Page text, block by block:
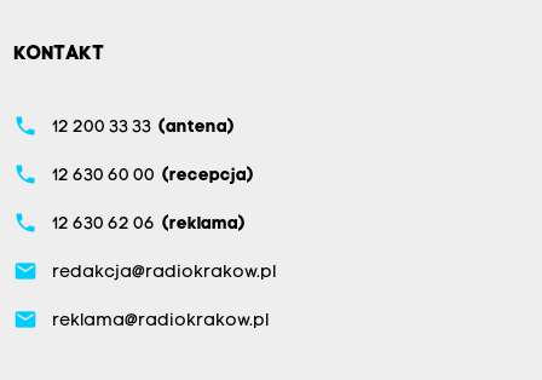
KONTAKT
phone 12 200 33 33 (antena)
phone 12 630 60 00 (recepcja)
phone 12 630 62 06 (reklama)
email redakcja@radiokrakow.pl
email reklama@radiokrakow.pl